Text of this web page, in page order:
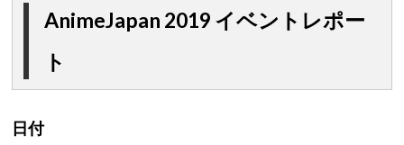
AnimeJapan 2019 イベントレポー
ト
日付